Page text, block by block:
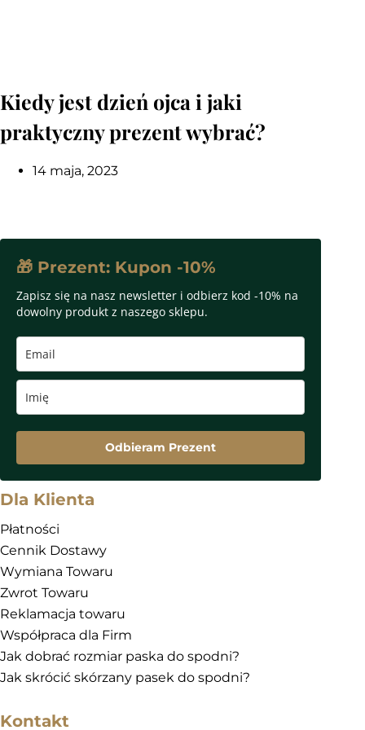
Kiedy jest dzień ojca i jaki
praktyczny prezent wybrać?
14 maja, 2023
🎁 Prezent: Kupon -10%
Zapisz się na nasz newsletter i odbierz kod -10% na
dowolny produkt z naszego sklepu.
Odbieram Prezent
Dla Klienta
Płatności
Cennik Dostawy
Wymiana Towaru
Zwrot Towaru
Reklamacja towaru
Współpraca dla Firm
Jak dobrać rozmiar paska do spodni?
Jak skrócić skórzany pasek do spodni?
Kontakt